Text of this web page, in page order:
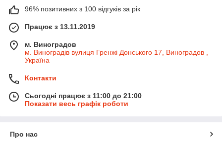
96% позитивних з 100 відгуків за рік
Працює з 13.11.2019
м. Виноградов
м. Виноградів вулиця Гренжі Донського 17, Виноградов ,
Україна
Контакти
Сьогодні працює з 11:00 до 21:00
Показати весь графік роботи
Про нас